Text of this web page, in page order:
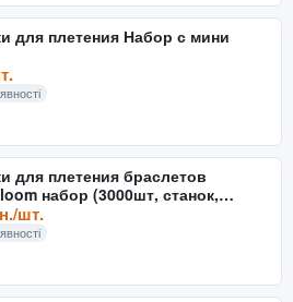
для плетения Набор с мини
для плетения браслетов
набор (3000шт, станок,
крючки, замки, б
шт.